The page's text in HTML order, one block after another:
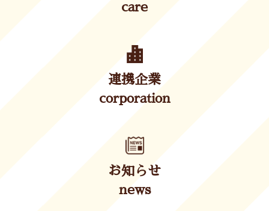
care
連携企業
corporation
お知らせ
news